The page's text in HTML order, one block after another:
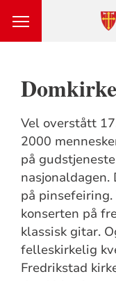
Vel overstått
2000
på
nasjonaldagen.
på
konserten på
klassisk gitar.
felleskirkelig
Fredrikstad